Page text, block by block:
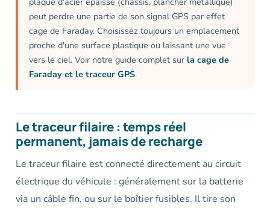
peut perdre une partie de son signal GPS par effet
cage de Faraday. Choisissez toujours un emplacement
proche d'une surface plastique ou laissant une vue
vers le ciel. Voir notre guide complet sur la cage de
Faraday et le traceur GPS.
Le traceur filaire : temps réel
permanent, jamais de recharge
Le traceur filaire est connecté directement au circuit
électrique du véhicule : généralement sur la batterie
via un câble fin, ou sur le boîtier fusibles. Il tire son